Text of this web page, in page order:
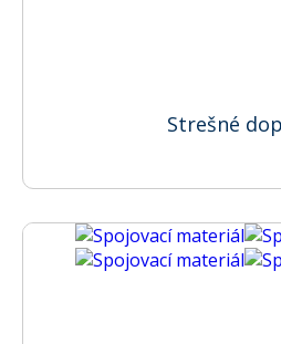
Strešné